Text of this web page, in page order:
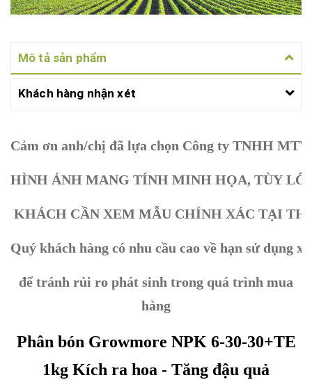
Mô tả sản phẩm
Khách hàng nhận xét
Cảm ơn anh/chị đã lựa chọn Công ty TNHH
HÌNH ẢNH MANG TÍNH MINH HỌA, TÙY LÔ
KHÁCH CẦN XEM MẪU CHÍNH XÁC TẠI
Quý khách hàng có nhu cầu cao về hạn sử dụng
để tránh rủi ro phát sinh trong quá trình mua
hàng
Phân bón Growmore NPK 6-30-30+TE
1kg Kích ra hoa - Tăng đậu quả